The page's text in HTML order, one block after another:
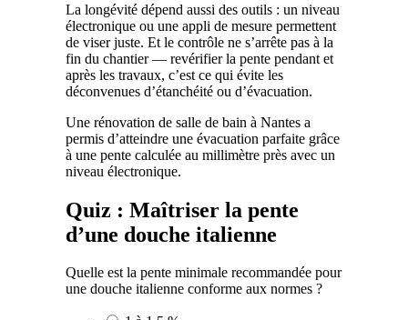
La longévité dépend aussi des outils : un niveau
électronique ou une appli de mesure permettent
de viser juste. Et le contrôle ne s’arrête pas à la
fin du chantier — revérifier la pente pendant et
après les travaux, c’est ce qui évite les
déconvenues d’étanchéité ou d’évacuation.
Une rénovation de salle de bain à Nantes a
permis d’atteindre une évacuation parfaite grâce
à une pente calculée au millimètre près avec un
niveau électronique.
Quiz : Maîtriser la pente
d’une douche italienne
Quelle est la pente minimale recommandée pour
une douche italienne conforme aux normes ?